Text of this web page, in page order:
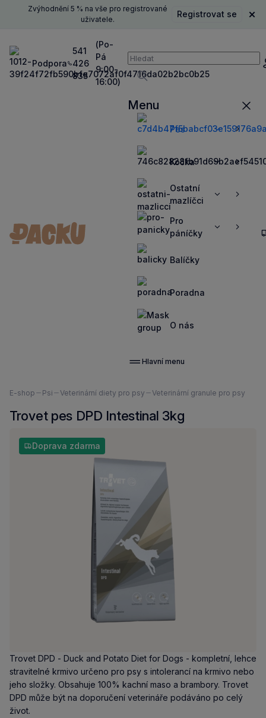
Zvýhodnění 5 % na vše pro registrované
uživatele.
Registrovat se
Podpora
541
426
835
(Po-
Pá
9:00-
16:00)
Vyhledávání
Vyhledávat
Menu
Pes
ZobrazitZobrazit
Kočka
ZobrazitZobrazit
Ostatní
mazlíčci
ZobrazitZobrazit
Pro
páníčky
ZobrazitZobrazit
Balíčky
Poradna
O nás
Hlavní menu
Nacházíte
zde:
E-shop Psi Veterinární diety pro psy Veterinární granule pro psy
Trovet pes DPD Intestinal 3kg
Doprava zdarma
Trovet DPD - Duck and Potato Diet for Dogs - kompletní, lehce
stravitelné krmivo určeno pro psy s intolerancí na krmivo nebo
jeho složky. Obsahuje 100% kachní maso a brambory. Trovet
DPD může být na doporučení veterináře podáváno po celý
život.